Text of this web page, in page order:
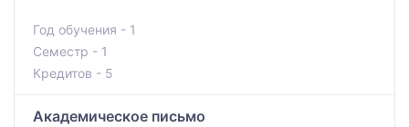
Год обучения - 1
Семестр - 1
Кредитов - 5
Академическое письмо